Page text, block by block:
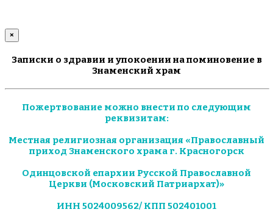
×
Записки о здравии и упокоении на поминовение в
Знаменский храм
Пожертвование можно внести по следующим
реквизитам:
Местная религиозная организация «Православный
приход Знаменского храма г. Красногорск
Одинцовской епархии Русской Православной
Церкви (Московский Патриархат)»
ИНН 5024009562/ КПП 502401001